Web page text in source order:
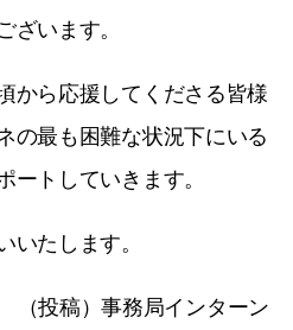
ざいます。
から応援してくださる皆様
の最も困難な状況下にいる
ートしていきます。
いたします。
（投稿）事務局インターン